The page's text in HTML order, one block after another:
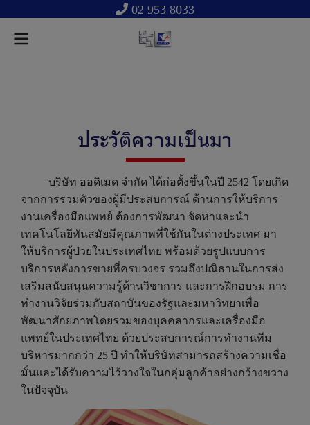
02 953 8033
ประวัติความเป็นมา
บริษัท ออดิเมด จำกัด ได้ก่อตั้งขึ้นในปี 2542 โดยเกิด
จากการรวมตัวของผู้มีประสบการณ์ ด้านการให้บริการ
งานเครื่องมือแพทย์ ต้องการพัฒนา จัดหาและนำ
เทคโนโลยีทันสมัยมีคุณภาพที่ใช้กันในต่างประเทศ มา
ให้บริการผู้ป่วยในประเทศไทย พร้อมด้วยรูปแบบการ
บริการหลังการขายที่ครบวงจร รวมถึงปณิธานในการส่ง
เสริมสนับสนุนความรู้ด้านวิชาการ และการฝึกอบรม การ
ทำงานวิจัยร่วมกับสถาบันของรัฐและมหาวิทยาเพื่อ
พัฒนาศักยภาพโดยรวมของบุคคลากรและเครื่องมือ
แพทย์ในประเทศไทย ด้วยประสบการณ์การทำงานทีม
บริหารมากกว่า 25 ปี ทำให้บริษัทสามารถสร้างความเชื่อ
มั่นและได้รับความไว้วางใจในกลุ่มลูกค้าอย่างกว้างขวาง
ในปัจจุบัน